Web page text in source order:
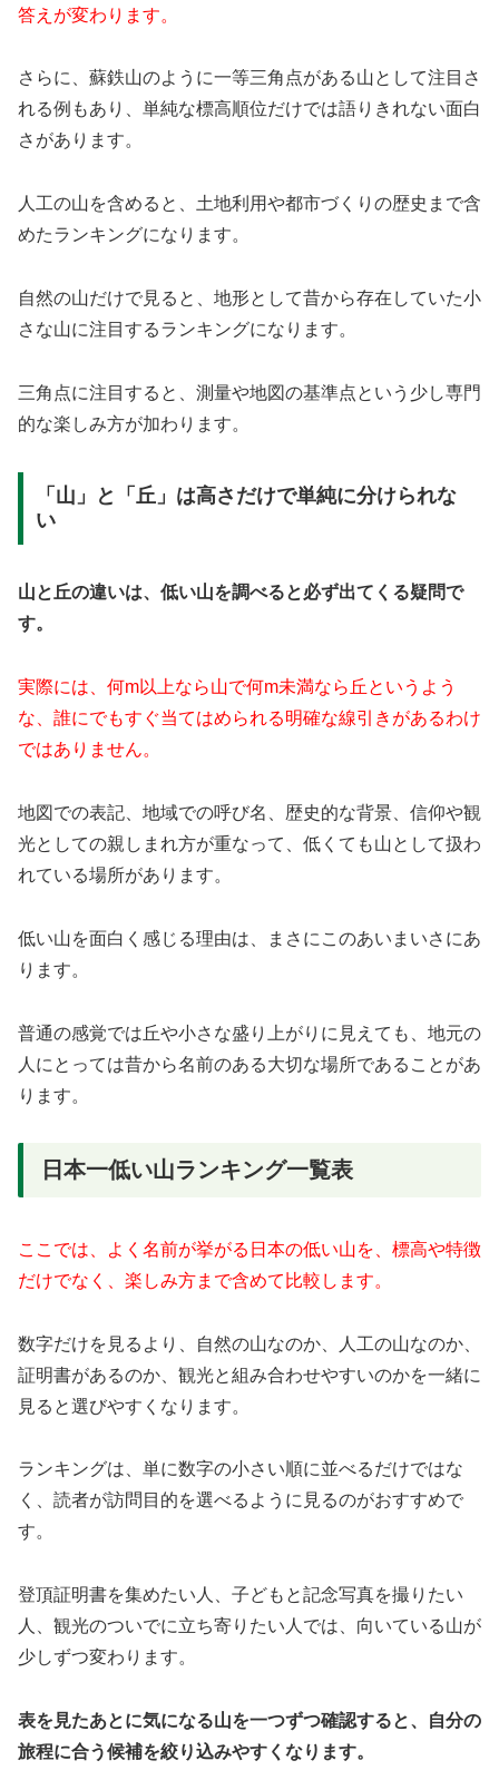
答えが変わります。
さらに、蘇鉄山のように一等三角点がある山として注目さ
れる例もあり、単純な標高順位だけでは語りきれない面白
さがあります。
人工の山を含めると、土地利用や都市づくりの歴史まで含
めたランキングになります。
自然の山だけで見ると、地形として昔から存在していた小
さな山に注目するランキングになります。
三角点に注目すると、測量や地図の基準点という少し専門
的な楽しみ方が加わります。
「山」と「丘」は高さだけで単純に分けられな
い
山と丘の違いは、低い山を調べると必ず出てくる疑問で
す。
実際には、何m以上なら山で何m未満なら丘というよう
な、誰にでもすぐ当てはめられる明確な線引きがあるわけ
ではありません。
地図での表記、地域での呼び名、歴史的な背景、信仰や観
光としての親しまれ方が重なって、低くても山として扱わ
れている場所があります。
低い山を面白く感じる理由は、まさにこのあいまいさにあ
ります。
普通の感覚では丘や小さな盛り上がりに見えても、地元の
人にとっては昔から名前のある大切な場所であることがあ
ります。
日本一低い山ランキング一覧表
ここでは、よく名前が挙がる日本の低い山を、標高や特徴
だけでなく、楽しみ方まで含めて比較します。
数字だけを見るより、自然の山なのか、人工の山なのか、
証明書があるのか、観光と組み合わせやすいのかを一緒に
見ると選びやすくなります。
ランキングは、単に数字の小さい順に並べるだけではな
く、読者が訪問目的を選べるように見るのがおすすめで
す。
登頂証明書を集めたい人、子どもと記念写真を撮りたい
人、観光のついでに立ち寄りたい人では、向いている山が
少しずつ変わります。
表を見たあとに気になる山を一つずつ確認すると、自分の
旅程に合う候補を絞り込みやすくなります。